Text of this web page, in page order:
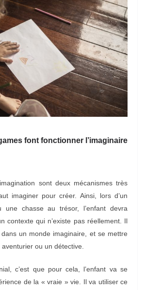
font fonctionner l’imaginaire
sont deux mécanismes très
imaginer pour créer. Ainsi, lors d’un
une chasse au trésor, l’enfant devra
contexte qui n’existe pas réellement. Il
un monde imaginaire, et se mettre
ou un détective.
c’est que pour cela, l’enfant va se
de la « vraie » vie. Il va utiliser ce